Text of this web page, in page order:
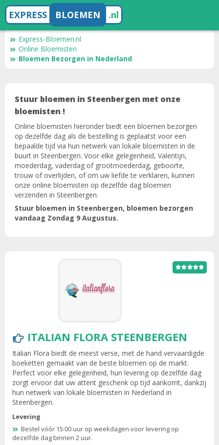
EXPRESS BLOEMEN .nl
Express-Bloemen.nl
Online Bloemisten
Bloemen Bezorgen in Nederland
Stuur bloemen in Steenbergen met onze
bloemisten !
Online bloemisten hieronder biedt een bloemen bezorgen
op dezelfde dag als de bestelling is geplaatst voor een
bepaalde tijd via hun netwerk van lokale bloemisten in de
buurt in Steenbergen. Voor elke gelegenheid, Valentijn,
moederdag, vaderdag of grootmoederdag, geboorte,
trouw of overlijden, of om uw liefde te verklaren, kunnen
onze online bloemisten op dezelfde dag bloemen
verzenden in Steenbergen.
Stuur bloemen in Steenbergen, bloemen bezorgen
vandaag Zondag 9 Augustus.
ITALIAN FLORA STEENBERGEN
Italian Flora biedt de meest verse, met de hand vervaardigde
boeketten gemaakt van de beste bloemen op de markt.
Perfect voor elke gelegenheid, hun levering op dezelfde dag
zorgt ervoor dat uw attent geschenk op tijd aankomt, dankzij
hun netwerk van lokale bloemisten in Nederland in
Steenbergen.
Levering
Bestel vóór 15:00 uur op weekdagen voor levering op
dezelfde dag binnen 2 uur.